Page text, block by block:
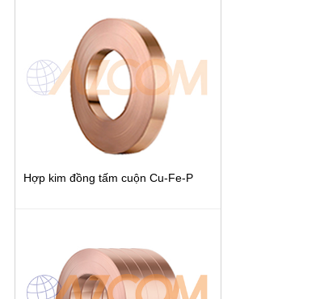
Hợp kim đồng tấm cuộn Cu-Fe-P